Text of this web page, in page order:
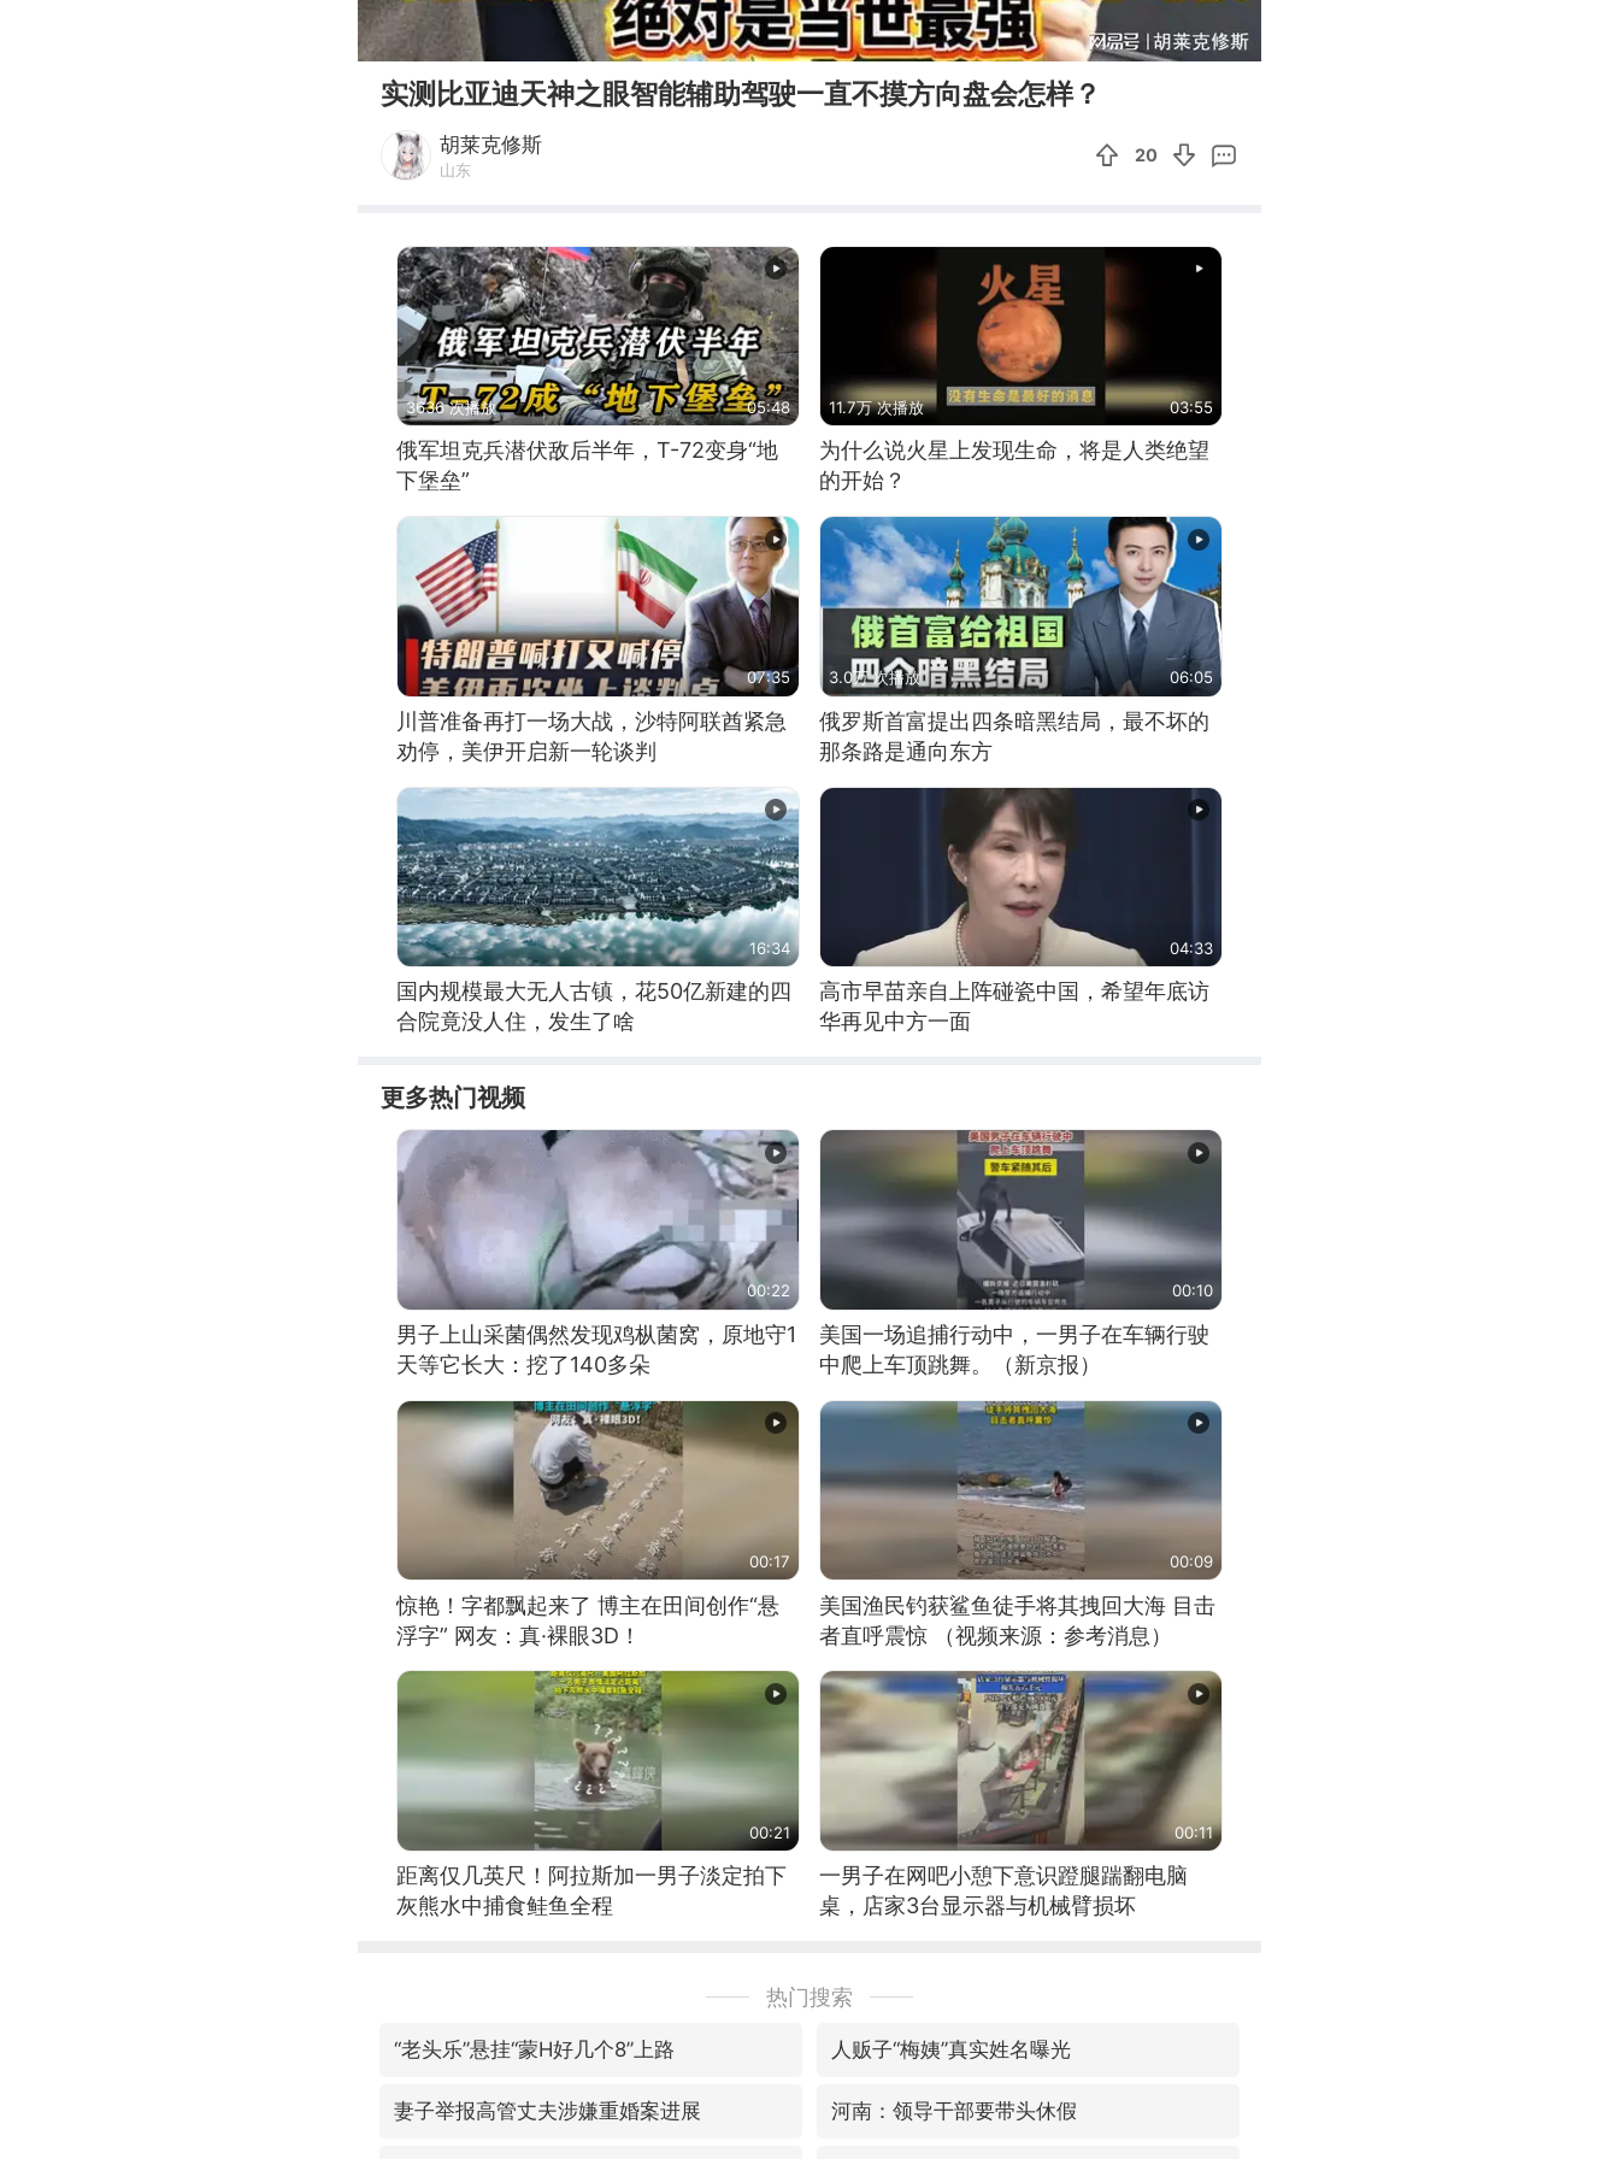
00:00 05:06
实测比亚迪天神之眼智能辅助驾驶一直不摸方向盘会怎样？
胡莱克修斯
山东
20
3636 次播放 05:48
俄军坦克兵潜伏敌后半年，T-72变身“地
下堡垒”
11.7万 次播放 03:55
为什么说火星上发现生命，将是人类绝望
的开始？
07:35
川普准备再打一场大战，沙特阿联酋紧急
劝停，美伊开启新一轮谈判
3.0万 次播放 06:05
俄罗斯首富提出四条暗黑结局，最不坏的
那条路是通向东方
16:34
国内规模最大无人古镇，花50亿新建的四
合院竟没人住，发生了啥
04:33
高市早苗亲自上阵碰瓷中国，希望年底访
华再见中方一面
更多热门视频
00:22
男子上山采菌偶然发现鸡枞菌窝，原地守1
天等它长大：挖了140多朵
00:10
美国一场追捕行动中，一男子在车辆行驶
中爬上车顶跳舞。（新京报）
00:17
惊艳！字都飘起来了 博主在田间创作“悬
浮字” 网友：真·裸眼3D！
00:09
美国渔民钓获鲨鱼徒手将其拽回大海 目击
者直呼震惊 （视频来源：参考消息）
00:21
距离仅几英尺！阿拉斯加一男子淡定拍下
灰熊水中捕食鲑鱼全程
00:11
一男子在网吧小憩下意识蹬腿踹翻电脑
桌，店家3台显示器与机械臂损坏
热门搜索
“老头乐”悬挂“蒙H好几个8”上路 人贩子“梅姨”真实姓名曝光
妻子举报高管丈夫涉嫌重婚案进展 河南：领导干部要带头休假